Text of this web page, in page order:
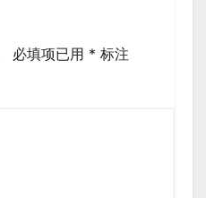
必填项已用 * 标注